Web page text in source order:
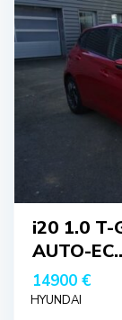
i20 1.0 T-
AUTO-
14900 €
HYUNDAI